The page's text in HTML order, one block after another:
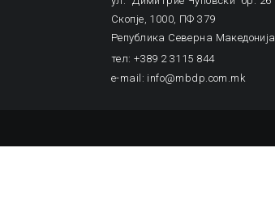
Скопје, 1000, ПФ 379
Република Северна Македонија
тел: +389 2 3115 844
e-mail: info@mbdp.com.mk